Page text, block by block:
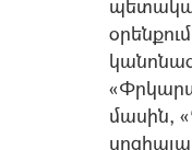
մասին,